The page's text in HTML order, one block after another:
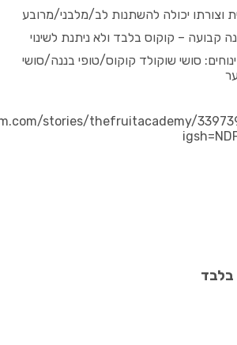
וצורתו יכולה להשתנות לב/מלבני/מרובע
קבועה – קוקוס בלבד ולא ניתנת לשינוי
סושי שוקולד קוקוס/טופי בננה/סושי
stories/thefruitacademy/